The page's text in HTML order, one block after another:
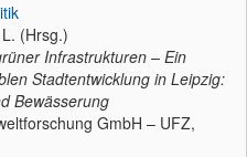
(Hrsg.)
Infrastrukturen – Ein
Stadtentwicklung in Leipzig:
Bewässerung
GmbH – UFZ,